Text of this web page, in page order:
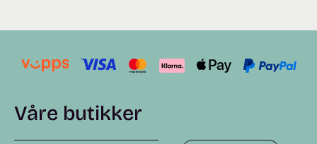
Våre butikker